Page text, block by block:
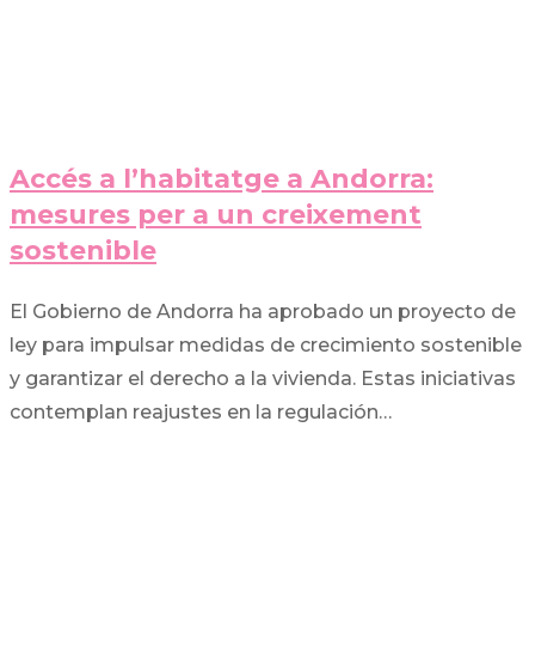
Accés a l’habitatge a Andorra:
mesures per a un creixement
sostenible
El Gobierno de Andorra ha aprobado un proyecto de
ley para impulsar medidas de crecimiento sostenible
y garantizar el derecho a la vivienda. Estas iniciativas
contemplan reajustes en la regulación…